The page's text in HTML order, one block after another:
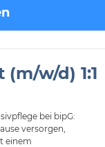
w/d) 1:1
bei bipG:
versorgen,
einem